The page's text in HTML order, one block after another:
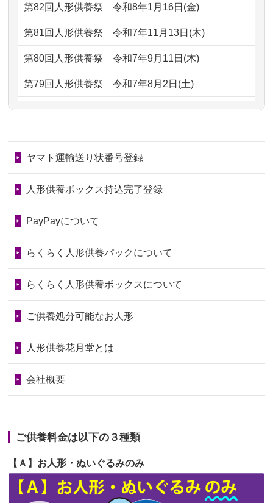
していただ...
2026/06/29ガラスケースのまま引き取ってくださ
子どもの頃、妹と一緒にお雛様を出し
ました。お...
ので、お願...
2026/06/28以前和人形やぬいぐるみを供養いただ
いたことが...
の回りの物...
2026/06/28人形たちに これまで本当にありがとう
2026/06/24今は亡き両親が孫（私の子供）の初節
句に贈って...
2026/06/23ありがとうね
の祖父母か...
2026/06/20
雛人形をお道具も含め一式で引き取っ
てくださる...
供養が終わったお人形以外はどうして
るのですか？
しょうか？
2024/01/04ガラスケースは外しても良いですか？
第82回人形供養祭令和8年1月16日(金)
第81回人形供養祭令和7年11月13日(木)
第80回人形供養祭令和7年9月11日(木)
第79回人形供養祭令和7年8月2日(土)
第78回人形供養祭令和7年6月20日(金)
第76回人形供養祭令和7年2月28日(金)
第75回人形供養祭令和7年1月17日(金)
第73回人形供養祭令和6年10月17日(木)
第71回人形供養祭令和6年8月1日(木)
第70回人形供養祭令和6年6月21日(金)
第68回人形供養祭令和6年3月22日(金)
第65回人形供養祭令和5年11月09日(木)
第64回人形供養祭令和5年9月21日(木)
第63回人形供養祭 令和5年8月1日(火)
ヤマト運輸送り状番号登録
人形供養ボックス持込完了登録
PayPayについて
らくらく人形供養パックについて
らくらく人形供養ボックスについて
ご供養処分可能なお人形
人形供養花月堂とは
会社概要
ご供養料金は以下の３種類
【Ａ】お人形・ぬいぐるみのみ